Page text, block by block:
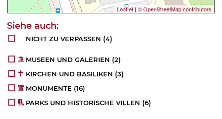
Leaflet | © OpenStreetMap contributors
NICHT ZU VERPASSEN (4)
MUSEEN UND GALERIEN (2)
KIRCHEN UND BASILIKEN (3)
MONUMENTE (16)
PARKS UND HISTORISCHE VILLEN (6)